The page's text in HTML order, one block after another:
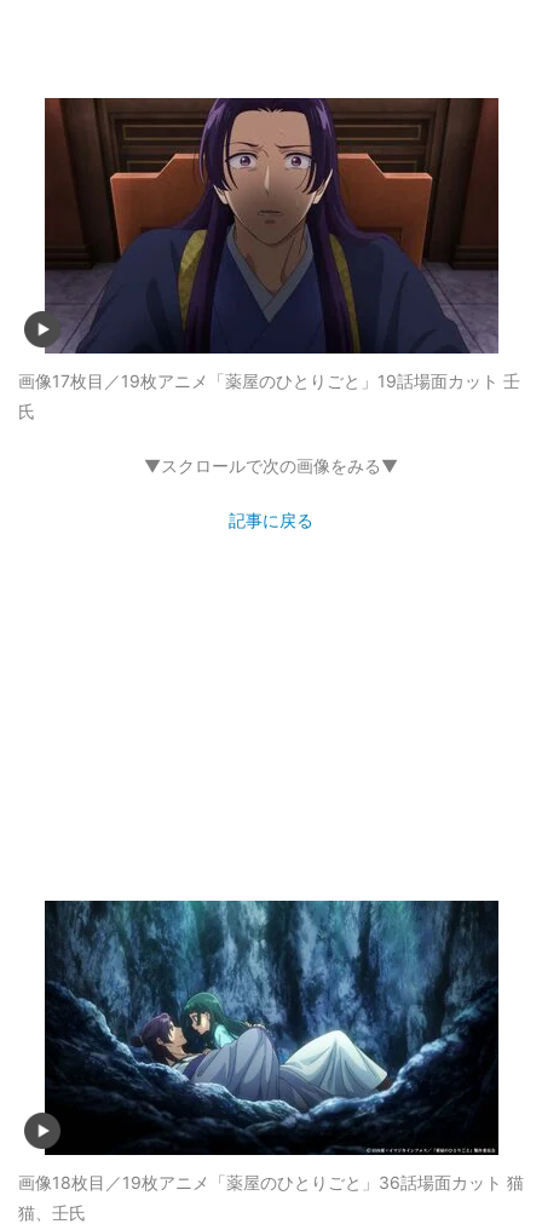
画像17枚目／19枚アニメ「薬屋のひとりごと」19話場面カット 壬
氏
▼スクロールで次の画像をみる▼
記事に戻る
画像18枚目／19枚アニメ「薬屋のひとりごと」36話場面カット 猫
猫、壬氏